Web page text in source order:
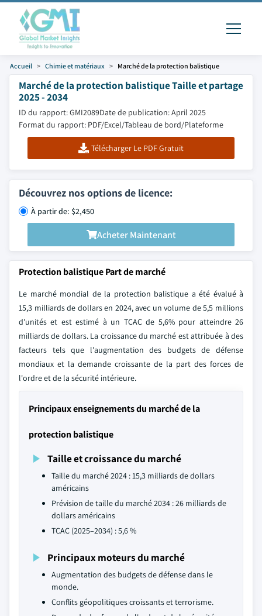
Accueil Chimie et matériaux Marché de la protection balistique
Marché de la protection balistique Taille et partage
2025 - 2034
ID du rapport: GMI2089Date de publication: April 2025
Format du rapport: PDF/Excel/Tableau de bord/Plateforme
Télécharger Le PDF Gratuit
Découvrez nos options de licence:
À partir de: $2,450
Acheter Maintenant
Protection balistique Part de marché
Le marché mondial de la protection balistique a été évalué à
15,3 milliards de dollars en 2024, avec un volume de 5,5 millions
d'unités et est estimé à un TCAC de 5,6% pour atteindre 26
milliards de dollars. La croissance du marché est attribuée à des
facteurs tels que l'augmentation des budgets de défense
mondiaux et la demande croissante de la part des forces de
l'ordre et de la sécurité intérieure.
Principaux enseignements du marché de la
protection balistique
Taille et croissance du marché
Taille du marché 2024 : 15,3 milliards de dollars
américains
Prévision de taille du marché 2034 : 26 milliards de
dollars américains
TCAC (2025–2034) : 5,6 %
Principaux moteurs du marché
Augmentation des budgets de défense dans le
monde.
Conflits géopolitiques croissants et terrorisme.